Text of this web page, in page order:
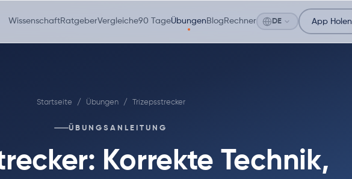
WissenschaftRatgeberVergleiche90 TageÜbungen Blog Rechner DE App Holen
Startseite / Übungen / Trizepsstrecker
ÜBUNGSANLEITUNG
Korrekte Technik,